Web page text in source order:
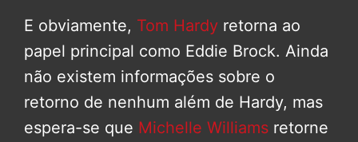
E obviamente, Tom Hardy retorna ao
papel principal como Eddie Brock. Ainda
não existem informações sobre o
retorno de nenhum além de Hardy, mas
espera-se que Michelle Williams retorne